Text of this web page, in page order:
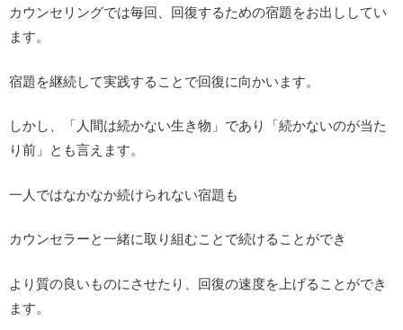
カウンセリングでは毎回、回復するための宿題をお出ししてい
ます。
宿題を継続して実践することで回復に向かいます。
しかし、「人間は続かない生き物」であり「続かないのが当た
り前」とも言えます。
一人ではなかなか続けられない宿題も
カウンセラーと一緒に取り組むことで続けることができ
より質の良いものにさせたり、回復の速度を上げることができ
ます。